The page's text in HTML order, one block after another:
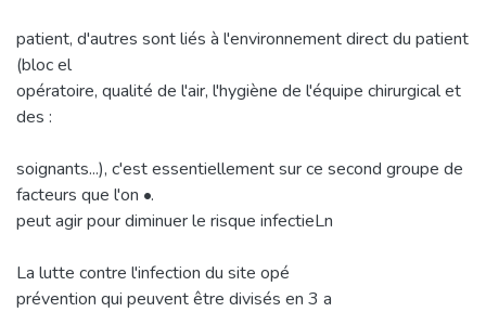
patient, d'autres sont liés à l'environnement direct du patient
(bloc el
opératoire, qualité de l'air, l'hygiène de l'équipe chirurgical et
des :
soignants...), c'est essentiellement sur ce second groupe de
facteurs que l'on •.
peut agir pour diminuer le risque infectieLn
La lutte contre l'infection du site opé
prévention qui peuvent être divisés en 3 a